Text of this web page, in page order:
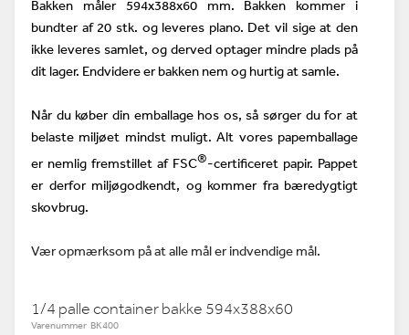
Bakken måler 594x388x60 mm. Bakken kommer i
bundter af 20 stk. og leveres plano. Det vil sige at den
ikke leveres samlet, og derved optager mindre plads på
dit lager. Endvidere er bakken nem og hurtig at samle.
Når du køber din emballage hos os, så sørger du for at
belaste miljøet mindst muligt. Alt vores papemballage
er nemlig fremstillet af FSC®-certificeret papir. Pappet
er derfor miljøgodkendt, og kommer fra bæredygtigt
skovbrug.
Vær opmærksom på at alle mål er indvendige mål.
1/4 palle container bakke 594x388x60
Varenummer BK400